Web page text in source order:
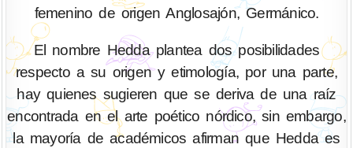
femenino de origen Anglosajón, Germánico.
El nombre Hedda plantea dos posibilidades
respecto a su origen y etimología, por una parte,
hay quienes sugieren que se deriva de una raíz
encontrada en el arte poético nórdico, sin embargo,
la mayoría de académicos afirman que Hedda es